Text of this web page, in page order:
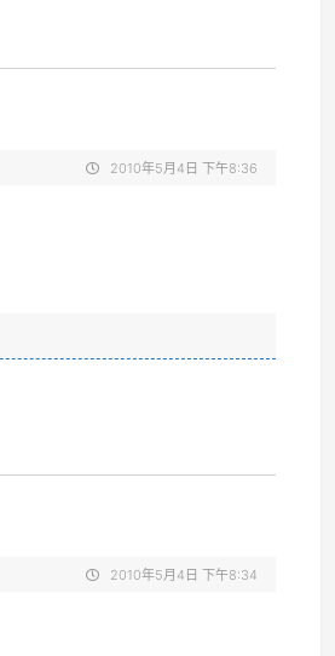
2010年5月4日 下午8:36
2010年5月4日 下午8:34